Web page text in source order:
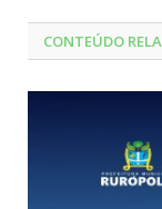
CONTEÚDO